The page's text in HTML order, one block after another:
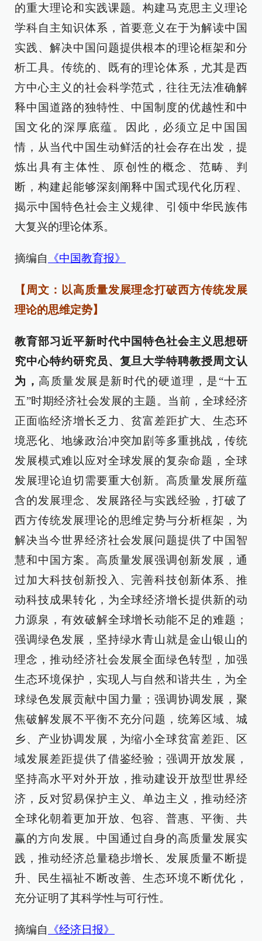
的重大理论和实践课题。构建马克思主义理论
学科自主知识体系，首要意义在于为解读中国
实践、解决中国问题提供根本的理论框架和分
析工具。传统的、既有的理论体系，尤其是西
方中心主义的社会科学范式，往往无法准确解
释中国道路的独特性、中国制度的优越性和中
国文化的深厚底蕴。因此，必须立足中国国
情，从当代中国生动鲜活的社会存在出发，提
炼出具有主体性、原创性的概念、范畴、判
断，构建起能够深刻阐释中国式现代化历程、
揭示中国特色社会主义规律、引领中华民族伟
大复兴的理论体系。
摘编自 《中国教育报》
【周文：以高质量发展理念打破西方传统发展
理论的思维定势】
教育部习近平新时代中国特色社会主义思想研
究中心特约研究员、复旦大学特聘教授周文认
为，高质量发展是新时代的硬道理，是“十五
五”时期经济社会发展的主题。当前，全球经济
正面临经济增长乏力、贫富差距扩大、生态环
境恶化、地缘政治冲突加剧等多重挑战，传统
发展模式难以应对全球发展的复杂命题，全球
发展理论迫切需要重大创新。高质量发展所蕴
含的发展理念、发展路径与实践经验，打破了
西方传统发展理论的思维定势与分析框架，为
解决当今世界经济社会发展问题提供了中国智
慧和中国方案。高质量发展强调创新发展，通
过加大科技创新投入、完善科技创新体系、推
动科技成果转化，为全球经济增长提供新的动
力源泉，有效破解全球增长动能不足的难题；
强调绿色发展，坚持绿水青山就是金山银山的
理念，推动经济社会发展全面绿色转型，加强
生态环境保护，实现人与自然和谐共生，为全
球绿色发展贡献中国力量；强调协调发展，聚
焦破解发展不平衡不充分问题，统筹区域、城
乡、产业协调发展，为缩小全球贫富差距、区
域发展差距提供了借鉴经验；强调开放发展，
坚持高水平对外开放，推动建设开放型世界经
济，反对贸易保护主义、单边主义，推动经济
全球化朝着更加开放、包容、普惠、平衡、共
赢的方向发展。中国通过自身的高质量发展实
践，推动经济总量稳步增长、发展质量不断提
升、民生福祉不断改善、生态环境不断优化，
充分证明了其科学性与可行性。
摘编自 《经济日报》